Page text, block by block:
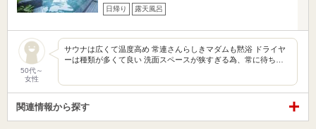
日帰り 露天風呂
50代～
女性
サウナは広くて温度高め 常連さんらしきマダムも黙浴 ドライヤ
ーは種類が多くて良い 洗面スペースが狭すぎる為、常に待ち…
関連情報から探す